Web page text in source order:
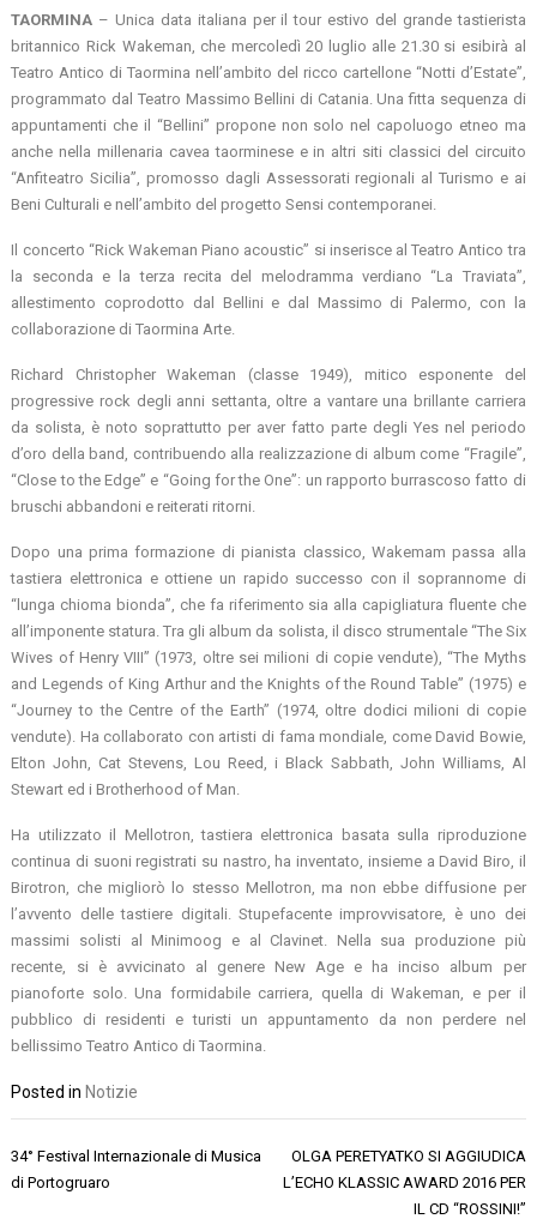
TAORMINA – Unica data italiana per il tour estivo del grande tastierista
britannico Rick Wakeman, che mercoledì 20 luglio alle 21.30 si esibirà al
Teatro Antico di Taormina nell’ambito del ricco cartellone “Notti d’Estate”,
programmato dal Teatro Massimo Bellini di Catania. Una fitta sequenza di
appuntamenti che il “Bellini” propone non solo nel capoluogo etneo ma
anche nella millenaria cavea taorminese e in altri siti classici del circuito
“Anfiteatro Sicilia”, promosso dagli Assessorati regionali al Turismo e ai
Beni Culturali e nell’ambito del progetto Sensi contemporanei.
Il concerto “Rick Wakeman Piano acoustic” si inserisce al Teatro Antico tra
la seconda e la terza recita del melodramma verdiano “La Traviata”,
allestimento coprodotto dal Bellini e dal Massimo di Palermo, con la
collaborazione di Taormina Arte.
Richard Christopher Wakeman (classe 1949), mitico esponente del
progressive rock degli anni settanta, oltre a vantare una brillante carriera
da solista, è noto soprattutto per aver fatto parte degli Yes nel periodo
d’oro della band, contribuendo alla realizzazione di album come “Fragile”,
“Close to the Edge” e “Going for the One”: un rapporto burrascoso fatto di
bruschi abbandoni e reiterati ritorni.
Dopo una prima formazione di pianista classico, Wakemam passa alla
tastiera elettronica e ottiene un rapido successo con il soprannome di
“lunga chioma bionda”, che fa riferimento sia alla capigliatura fluente che
all’imponente statura. Tra gli album da solista, il disco strumentale “The Six
Wives of Henry VIII” (1973, oltre sei milioni di copie vendute), “The Myths
and Legends of King Arthur and the Knights of the Round Table” (1975) e
“Journey to the Centre of the Earth” (1974, oltre dodici milioni di copie
vendute). Ha collaborato con artisti di fama mondiale, come David Bowie,
Elton John, Cat Stevens, Lou Reed, i Black Sabbath, John Williams, Al
Stewart ed i Brotherhood of Man.
Ha utilizzato il Mellotron, tastiera elettronica basata sulla riproduzione
continua di suoni registrati su nastro, ha inventato, insieme a David Biro, il
Birotron, che migliorò lo stesso Mellotron, ma non ebbe diffusione per
l’avvento delle tastiere digitali. Stupefacente improvvisatore, è uno dei
massimi solisti al Minimoog e al Clavinet. Nella sua produzione più
recente, si è avvicinato al genere New Age e ha inciso album per
pianoforte solo. Una formidabile carriera, quella di Wakeman, e per il
pubblico di residenti e turisti un appuntamento da non perdere nel
bellissimo Teatro Antico di Taormina.
Posted in Notizie
Navigazione
articoli
34° Festival Internazionale di Musica
di Portogruaro
OLGA PERETYATKO SI AGGIUDICA
L’ECHO KLASSIC AWARD 2016 PER
IL CD “ROSSINI!”